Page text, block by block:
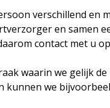
verschillend en
en samen
contact met u
waarin we gelijk
we